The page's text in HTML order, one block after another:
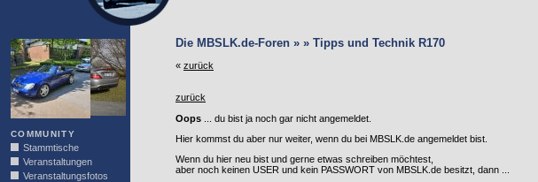
COMMUNITY
Stammtische
Veranstaltungen
Veranstaltungsfotos
Die MBSLK.de-Foren » » Tipps und Technik R170
« zurück
zurück
Oops ... du bist ja noch gar nicht angemeldet.
Hier kommst du aber nur weiter, wenn du bei MBSLK.de angemeldet bist.
Wenn du hier neu bist und gerne etwas schreiben möchtest,
aber noch keinen USER und kein PASSWORT von MBSLK.de besitzt, dann ...